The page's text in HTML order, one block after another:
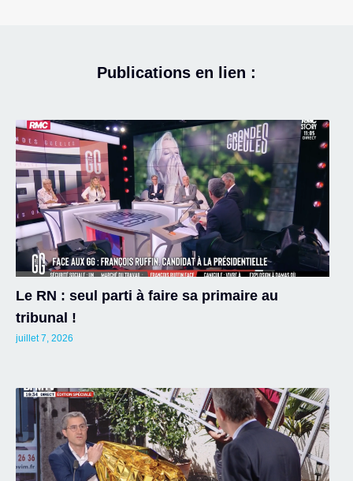
Publications en lien :
Le RN : seul parti à faire sa primaire au
tribunal !
juillet 7, 2026